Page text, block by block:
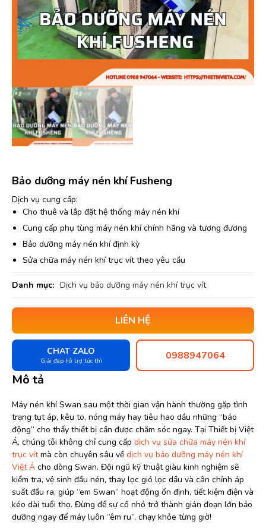
Bảo dưỡng máy nén khí Fusheng
Dịch vụ cung cấp:
Cho thuê và lắp đặt hệ thống máy nén khí
Cung cấp phụ tùng máy nén khí chính hãng và tương đương
Bảo dưỡng máy nén khí định kỳ
Sửa chữa máy nén khí trục vít theo yêu cầu
Danh mục: Dịch vụ bảo dưỡng máy nén khí trục vít
LIÊN HỆ
CHAT ZALO
Giải đáp hỗ trợ tức thì 0988947064
Mô tả
Máy nén khí Swan sau một thời gian vận hành thường gặp tình
trạng tụt áp, kêu to, nóng máy hay tiêu hao dầu những “báo
động” cho thấy thiết bị cần được chăm sóc ngay. Tại Thiết bị Việt
Á, chúng tôi không chỉ cung cấp dịch vụ sửa chữa máy nén khí
trục vítmà còn chuyên sâu về dịch vụ bảo dưỡng máy nén khí
Việt Á cho dòng Swan. Đội ngũ kỹ thuật giàu kinh nghiệm sẽ
kiểm tra, vệ sinh đầu nén, thay lọc gió lọc dầu và cân chỉnh áp
suất đầu ra, giúp “em Swan” hoạt động ổn định, tiết kiệm điện và
kéo dài tuổi thọ. Đừng để sự cố nhỏ trở thành gián đoạn lớn bảo
dưỡng ngay để máy luôn “êm ru”, chạy khỏe từng giờ!